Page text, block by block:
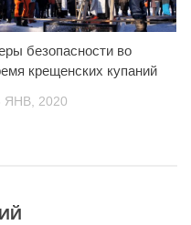
безопасности во
крещенских купаний
ЯНВ, 2020